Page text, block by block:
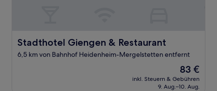
Stadthotel Giengen & Restaurant
Stadthotel Giengen & Restaurant
6,5 km von Bahnhof Heidenheim-Mergelstetten entfernt
Der
Preis
beträgt
83 €
inkl. Steuern & Gebühren
9. Aug.–10. Aug.